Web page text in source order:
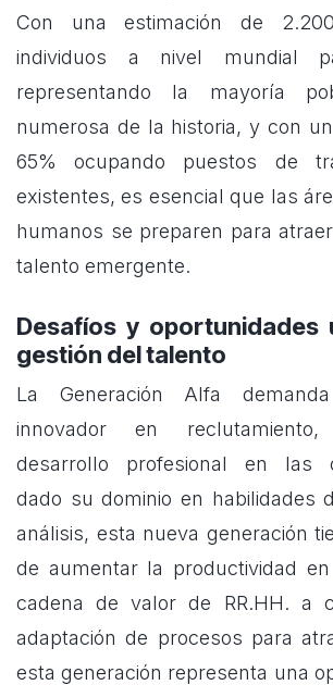
Con una estimación de
individuos a nivel mundial
representando la mayoría
numerosa de la historia, y con
65% ocupando puestos de
existentes, es esencial que las
humanos se preparen para
talento emergente.
Desafíos y oportunidades
gestión del talento
La Generación Alfa
innovador en
desarrollo profesional en las
dado su dominio en habilidades
análisis, esta nueva generación
de aumentar la productividad
cadena de valor de RR.HH. a
adaptación de procesos para
esta generación representa una